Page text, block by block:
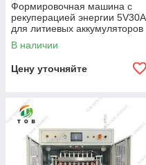
Формировочная машина с
рекуперацией энергии 5V30A
для литиевых аккумуляторов
В наличии
Цену уточняйте